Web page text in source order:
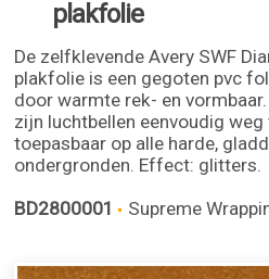
plakfolie
De zelfklevende Avery SWF
plakfolie is een gegoten pvc
door warmte rek- en
zijn luchtbellen eenvoudig weg
toepasbaar op alle harde,
ondergronden. Effect: glitters.
BD2800001
Supreme